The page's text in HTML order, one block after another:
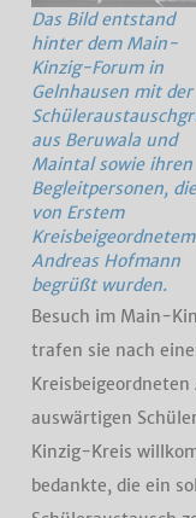
Das Bild entstand
hinter dem Main-
Kinzig-Forum in
Gelnhausen mit der
aus Beruwala und
Maintal sowie ihren
Begleitpersonen,
von Erstem
Kreisbeigeordnetem
Andreas Hofmann
begrüßt wurden.
Besuch im Main-
trafen sie nach
auswärtigen
Kinzig-Kreis
bedankte, die ein